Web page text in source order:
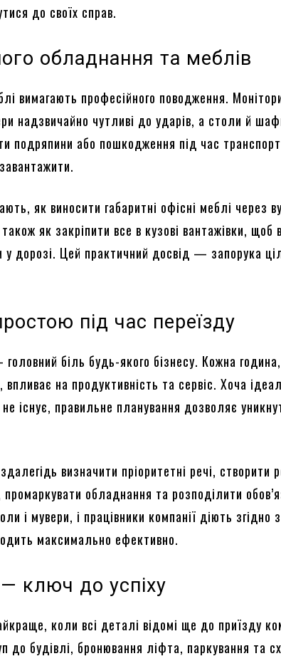
до своїх справ.
обладнання та меблів
вимагають професійного поводження.
надзвичайно чутливі до ударів, а столи й
подряпини або пошкодження під час
як виносити габаритні офісні меблі через
як закріпити все в кузові вантажівки, щоб
дорозі. Цей практичний досвід — запорука
під час переїзду
біль будь-якого бізнесу. Кожна година,
впливає на продуктивність та сервіс. Хоча
існує, правильне планування дозволяє
визначити пріоритетні речі, створити
промаркувати обладнання та розподілити
і мувери, і працівники компанії діють згідно з
максимально ефективно.
— ключ до успіху
коли всі деталі відомі ще до приїзду
до будівлі, бронювання ліфта, паркування та